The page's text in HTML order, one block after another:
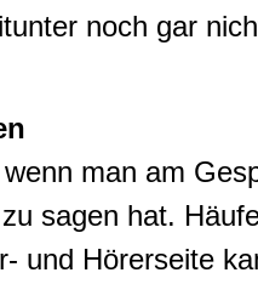
noch gar
man am
sagen hat.
und Hörerseite